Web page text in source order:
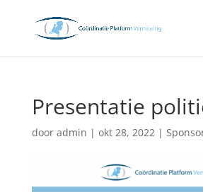
Presentatie
door admin | okt 28, 2022|